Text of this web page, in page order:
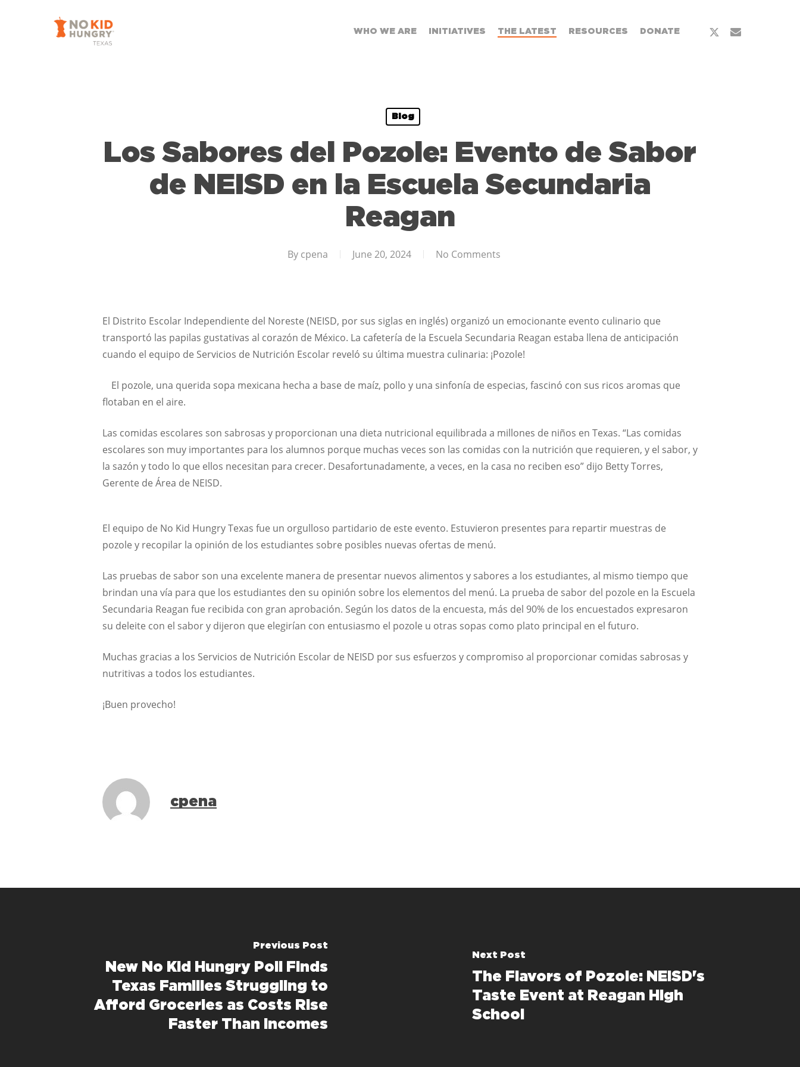
WHO WE ARE INITIATIVES THE LATEST RESOURCES DONATE
x-
email
Blog
Los Sabores del Pozole: Evento de Sabor
de NEISD en la Escuela Secundaria
Reagan
By cpena June 20, 2024 No Comments
El Distrito Escolar Independiente del Noreste (NEISD, por sus siglas en inglés) organizó un emocionante evento culinario que
transportó las papilas gustativas al corazón de México. La cafetería de la Escuela Secundaria Reagan estaba llena de anticipación
cuando el equipo de Servicios de Nutrición Escolar reveló su última muestra culinaria: ¡Pozole!
El pozole, una querida sopa mexicana hecha a base de maíz, pollo y una sinfonía de especias, fascinó con sus ricos aromas que
flotaban en el aire.
Las comidas escolares son sabrosas y proporcionan una dieta nutricional equilibrada a millones de niños en Texas. “Las comidas
escolares son muy importantes para los alumnos porque muchas veces son las comidas con la nutrición que requieren, y el sabor, y
la sazón y todo lo que ellos necesitan para crecer. Desafortunadamente, a veces, en la casa no reciben eso” dijo Betty Torres,
Gerente de Área de NEISD.
El equipo de No Kid Hungry Texas fue un orgulloso partidario de este evento. Estuvieron presentes para repartir muestras de
pozole y recopilar la opinión de los estudiantes sobre posibles nuevas ofertas de menú.
Las pruebas de sabor son una excelente manera de presentar nuevos alimentos y sabores a los estudiantes, al mismo tiempo que
brindan una vía para que los estudiantes den su opinión sobre los elementos del menú. La prueba de sabor del pozole en la Escuela
Secundaria Reagan fue recibida con gran aprobación. Según los datos de la encuesta, más del 90% de los encuestados expresaron
su deleite con el sabor y dijeron que elegirían con entusiasmo el pozole u otras sopas como plato principal en el futuro.
Muchas gracias a los Servicios de Nutrición Escolar de NEISD por sus esfuerzos y compromiso al proporcionar comidas sabrosas y
nutritivas a todos los estudiantes.
¡Buen provecho!
cpena
Previous Post
New No Kid Hungry Poll Finds
Texas Families Struggling to
Afford Groceries as Costs Rise
Faster Than Incomes
Next Post
The Flavors of Pozole: NEISD's
Taste Event at Reagan High
School